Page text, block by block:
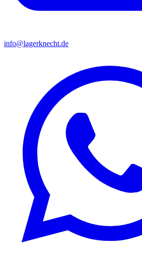
info@lagerknecht.de